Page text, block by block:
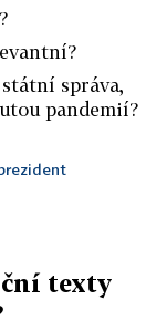
správa,
pandemií?
texty